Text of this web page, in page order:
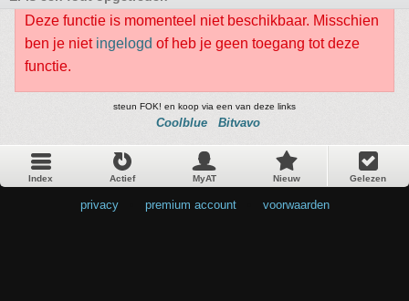
Deze functie is momenteel niet beschikbaar. Misschien
ben je niet ingelogd of heb je geen toegang tot deze
functie.
steun FOK! en koop via een van deze links
Coolblue Bitvavo
Index Actief MyAT Nieuw Gelezen
privacy premium account voorwaarden